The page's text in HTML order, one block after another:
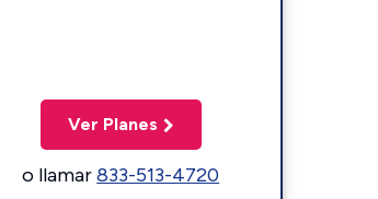
Ver Planes
o llamar833-513-4720